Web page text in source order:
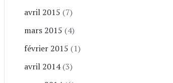
avril 2015 (7)
mars 2015 (4)
février 2015 (1)
avril 2014(3)